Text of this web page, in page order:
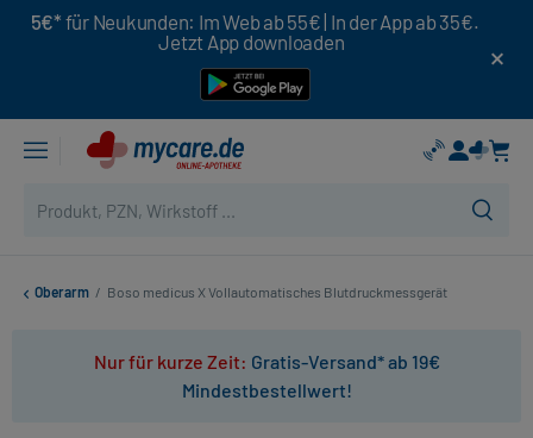
5€* für Neukunden: Im Web ab 55€ | In der App ab 35€.
Jetzt App downloaden
Oberarm / Boso medicus X Vollautomatisches Blutdruckmessgerät
Nur für kurze Zeit: Gratis-Versand* ab 19€
Mindestbestellwert!